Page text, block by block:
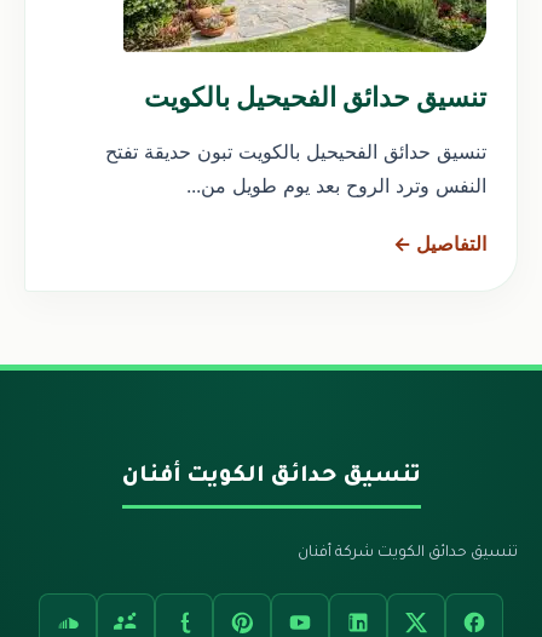
تنسيق حدائق الفحيحيل بالكويت
تنسيق حدائق الفحيحيل بالكويت تبون حديقة تفتح
النفس وترد الروح بعد يوم طويل من...
التفاصيل ←
تنسيق حدائق الكويت أفنان
تنسيق حدائق الكويت شركة أفنان